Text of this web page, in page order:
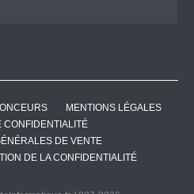
MENTIONS LÉGALES
CONFIDENTIALITÉ
DE VENTE
DE LA CONFIDENTIALITÉ